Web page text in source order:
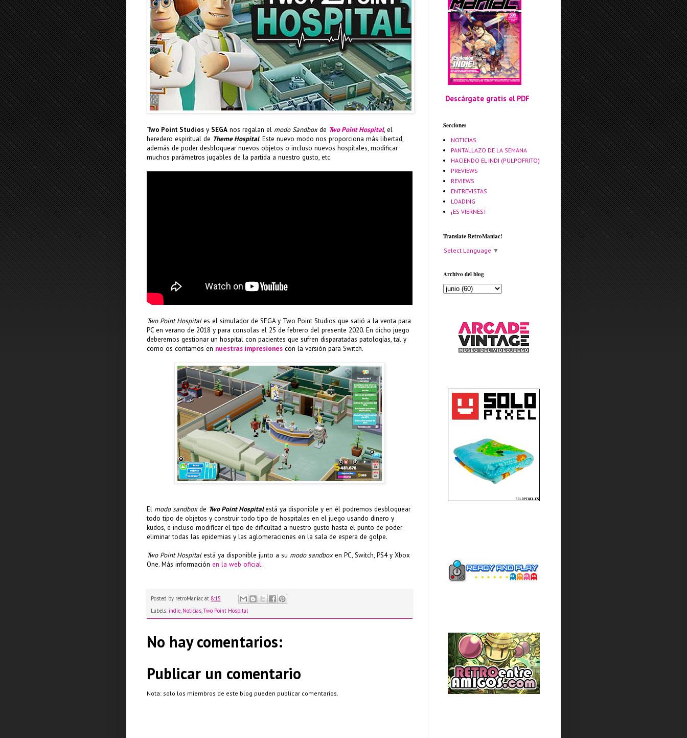
Two Point Studios y SEGA nos regalan el modo Sandboxde Two Point Hospital, el
heredero espiritual de Theme Hospital. Este nuevo modo nos proporciona más libertad,
además de poder desbloquear nuevos objetos o incluso nuevos hospitales, modificar
muchos parámetros jugables de la partida a nuestro gusto, etc.
Two Point Hospitales el simulador de SEGA y Two Point Studios que salió a la venta para
PC en verano de 2018 y para consolas el 25 de febrero del presente 2020. En dicho juego
deberemos gestionar un hospital con pacientes que sufren disparatadas patologías, tal y
como os contamos en nuestras impresiones con la versión para Switch.
El modo sandboxde Two Point Hospitalestá ya disponible y en él podremos desbloquear
todo tipo de objetos y construir todo tipo de hospitales en el juego usando dinero y
kudos, e incluso modificar el tipo de dificultad a nuestro gusto hasta el punto de poder
eliminar todas las epidemias y las aglomeraciones en la sala de espera de golpe.
Two Point Hospitalestá ya disponible junto a su modo sandboxen PC, Switch, PS4 y Xbox
One. Más información en la web oficial.
Posted by retroManiac at 8:15
Labels: indie, Noticias,Two Point Hospital
No hay comentarios:
Publicar un comentario
Nota: solo los miembros de este blog pueden publicar comentarios.
Descárgate gratis el PDF
Secciones
NOTICIAS
PANTALLAZO DE LA SEMANA
HACIENDO EL INDI (PULPOFRITO)
PREVIEWS
REVIEWS
ENTREVISTAS
LOADING
¡ES VIERNES!
Translate RetroManiac!
Select Language ▼
Archivo del blog